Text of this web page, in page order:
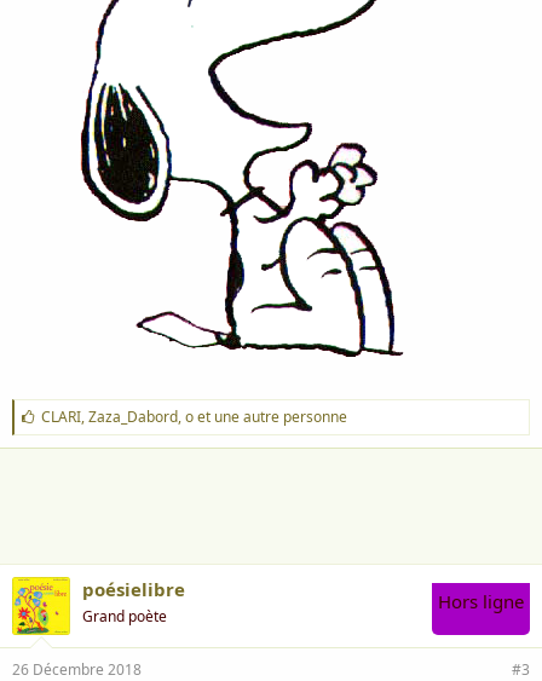
J
'
a
CLARI,Zaza_Dabord,oet une autre personne
poésielibre
Grand poète
Hors ligne
26 Décembre 2018 #3